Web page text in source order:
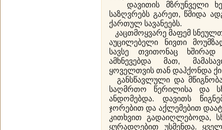
დავითის მზრუნველი
საზღვრებს გარეთ, წმიდა
ქართულ სავანეებს.
კაცთმოყვარე მაფემ
აუცილებელი ნივთი
სავსე თვითონაც ხშირად
ამხნევებდა მათ,
ყოველთვის თან დაჰქონდა
განსწავლული და
საღმრთო წერილისა და
ანდომებდა. დავითს
ჯორებით და აქლემებით
კითხვით გადაიღლებოდა,
ყურადღებით უსმენდა.